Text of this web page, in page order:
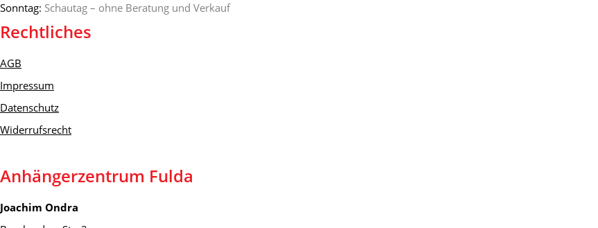
Sonntag: Schautag – ohne Beratung und Verkauf
Rechtliches
AGB
Impressum
Datenschutz
Widerrufsrecht
Anhängerzentrum Fulda
Joachim Ondra